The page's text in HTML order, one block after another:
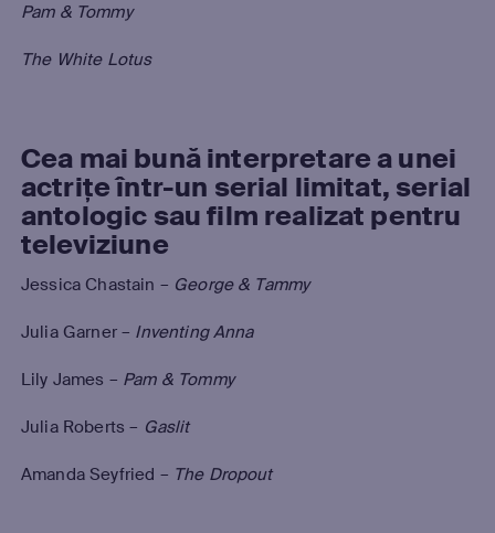
Pam & Tommy
The White Lotus
Cea mai bună interpretare a unei
actrițe într-un serial limitat, serial
antologic sau film realizat pentru
televiziune
Jessica Chastain – George & Tammy
Julia Garner – Inventing Anna
Lily James – Pam & Tommy
Julia Roberts – Gaslit
Amanda Seyfried – The Dropout